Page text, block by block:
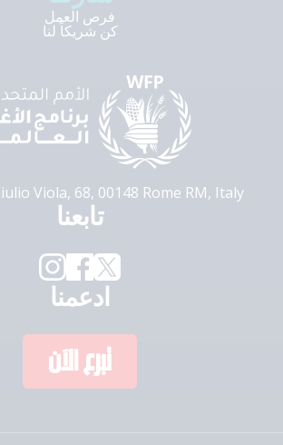
فرص العمل
كن شريكاً لنا
Viola, 68, 00148 Rome RM, Italy
تابعنا
ادعمنا
تبرع الآن